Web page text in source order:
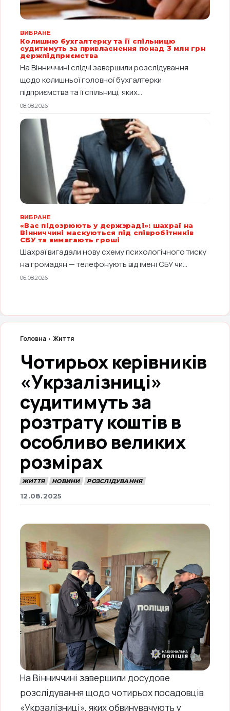
ВИБРАНЕ
Колишню бухгалтерку та її спільницю
судитимуть за привласнення понад 3 млн грн
держпідприємства
На Вінниччині слідчі завершили розслідування
щодо колишньої головної бухгалтерки
підприємства та її спільниці, яких...
08.08.2026
ВИБРАНЕ
«Вас підозрюють у держзраді»: шахраї на
Вінниччині маскуються під співробітників
СБУ та вимагають гроші
Шахраї вигадали нову схему психологічного тиску
на громадян — телефонують від імені СБУ чи...
06.08.2026